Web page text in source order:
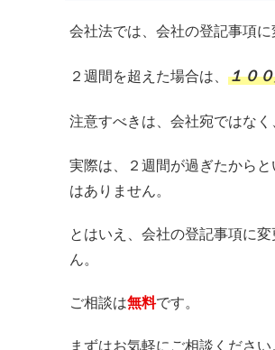
会社法では、会社の登記事項に
２週間を超えた場合は、 １０
注意すべきは、会社宛ではなく
実際は、２週間が過ぎたから
はありません。
とはいえ、会社の登記事項に
ん。
ご相談は無料です。
まずはお気軽にご相談ください